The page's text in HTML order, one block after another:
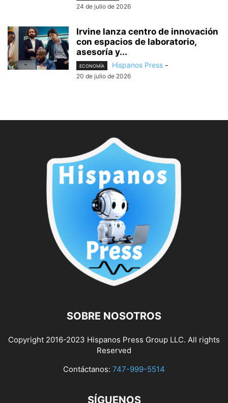
24 de julio de 2026
Irvine lanza centro de innovación
con espacios de laboratorio,
asesoría y...
ECONOMÍA Hispanos Press -
20 de julio de 2026
SOBRE NOSOTROS
Copyright 2016-2023 Hispanos Press Group LLC. All rights
Reserved
Contáctanos: 747-999-5514
SÍGUENOS